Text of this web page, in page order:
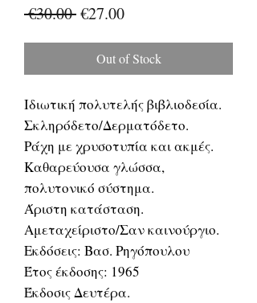
€30.00 Regular
€27.00Sale
Out of Stock
Ιδιωτική πολυτελής βιβλιοδεσία.
Σκληρόδετο/Δερματόδετο.
Ράχη με χρυσοτυπία και ακμές.
Καθαρεύουσα γλώσσα,
πολυτονικό σύστημα.
Άριστη κατάσταση.
Αμεταχείριστο/Σαν καινούργιο.
Εκδόσεις: Βασ. Ρηγόπουλου
Έτος έκδοσης: 1965
Έκδοσις Δευτέρα.